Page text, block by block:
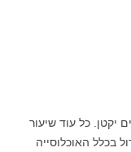
יקטן. כל עוד שיעור
בכלל האוכלוסייה